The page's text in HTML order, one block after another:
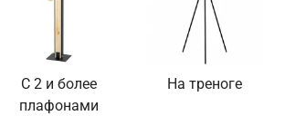
С 2 и более
плафонами
На треноге